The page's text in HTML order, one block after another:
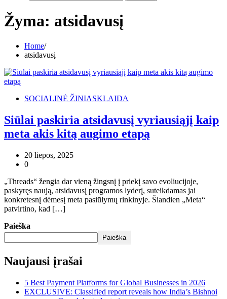
Žyma: atsidavusį
Home
atsidavusį
SOCIALINĖ ŽINIASKLAIDA
Siūlai paskiria atsidavusį vyriausiąjį kaip
meta akis kitą augimo etapą
20 liepos, 2025
0
„Threads“ žengia dar vieną žingsnį į priekį savo evoliucijoje,
paskyręs naują, atsidavusį programos lyderį, suteikdamas jai
konkretesnį dėmesį meta pasiūlymų rinkinyje. Šiandien „Meta“
patvirtino, kad […]
Paieška
Paieška
Naujausi įrašai
5 Best Payment Platforms for Global Businesses in 2026
EXCLUSIVE: Classified report reveals how India’s Bishnoi